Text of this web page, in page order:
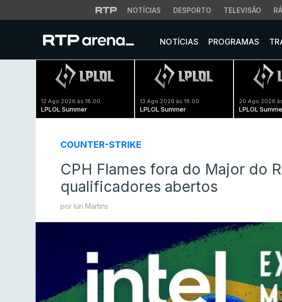
NOTÍCIAS DESPORTO TELEVISÃO
NOTÍCIAS PROGRAMAS
12 Ago 2026 às 18:00
LPLOL Summer
13 Ago 2026 às 18:00
LPLOL Summer
20 Ago 2026
LPLOL
COUNTER-STRIKE
CPH Flames fora do Major do
qualificadores abertos
por Iúri Martins